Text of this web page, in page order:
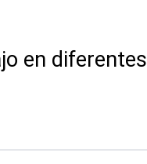
en diferentes